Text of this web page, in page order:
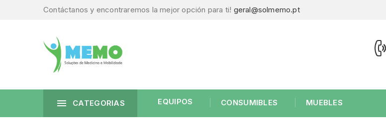
Contáctanos y encontraremos la mejor opción para ti! geral@solmemo.pt
 CATEGORIAS EQUIPOS CONSUMIBLES MUEBLES